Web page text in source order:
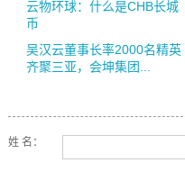
云物环球：什么是CHB长城
币
吴汉云董事长率2000名精英
齐聚三亚，会坤集团...
姓 名：